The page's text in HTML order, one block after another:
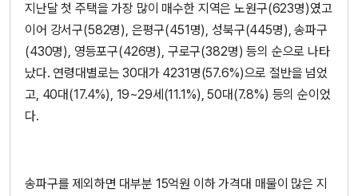
지난달 첫 주택을 가장 많이 매수한 지역은 노원구(623명)였고
이어 강서구(582명), 은평구(451명), 성북구(445명), 송파구
(430명), 영등포구(426명), 구로구(382명) 등의 순으로 나타
났다. 연령대별로는 30대가 4231명(57.6%)으로 절반을 넘었
고, 40대(17.4%), 19~29세(11.1%), 50대(7.8%) 등의 순이었
다.
송파구를 제외하면 대부분 15억원 이하 가격대 매물이 많은 지